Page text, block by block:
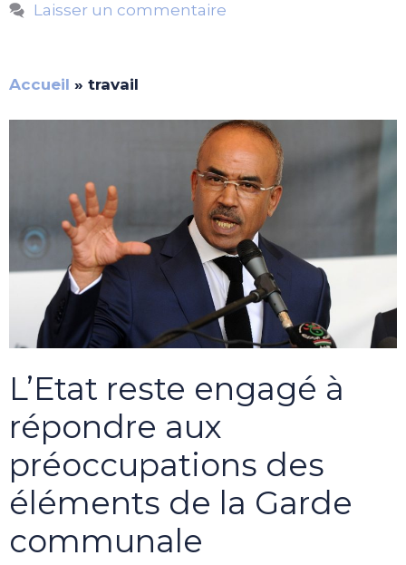
Laisser un commentaire
Accueil » travail
L’Etat reste engagé à
répondre aux
préoccupations des
éléments de la Garde
communale